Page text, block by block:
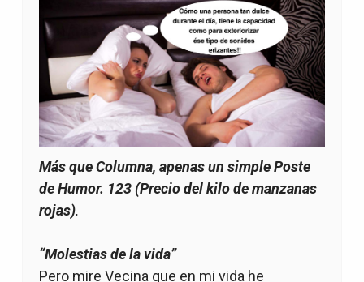
Más que Columna, apenas un simple Poste
de Humor. 123 (Precio del kilo de manzanas
rojas).
“Molestias de la vida”
Pero mire Vecina que en mi vida he